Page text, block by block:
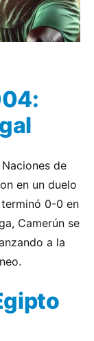
de
en un duelo
0-0 en
Camerún se
a la